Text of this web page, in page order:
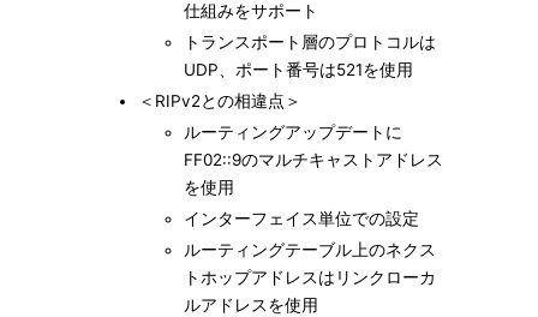
仕組みをサポート
トランスポート層のプロトコルは
UDP、ポート番号は521を使用
＜RIPv2との相違点＞
ルーティングアップデートに
FF02::9のマルチキャストアドレス
を使用
インターフェイス単位での設定
ルーティングテーブル上のネクス
トホップアドレスはリンクローカ
ルアドレスを使用